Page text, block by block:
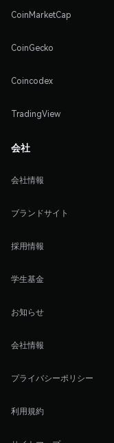
CoinMarketCap
CoinGecko
Coincodex
TradingView
会社
会社情報
ブランドサイト
採用情報
学生基金
お知らせ
会社情報
プライバシーポリシー
利用規約